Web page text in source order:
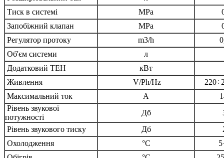
Тиск в системі
MPa
Запобіжний клапан
MPa
Регулятор протоку
m3/h
Об'єм системи
л
Додатковий ТЕН
кВт
Живлення
V/Ph/Hz
Максимальний ток
А
Рівень звукової
потужності
Дб
Рівень звукового тиску
Дб
Охолодження
°C